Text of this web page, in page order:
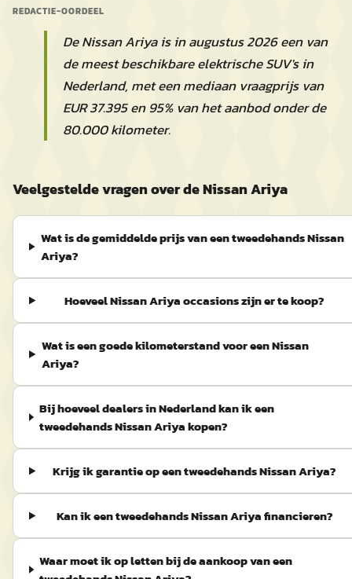
REDACTIE-OORDEEL
De Nissan Ariya is in augustus 2026 een van
de meest beschikbare elektrische SUV's in
Nederland, met een mediaan vraagprijs van
EUR 37.395 en 95% van het aanbod onder de
80.000 kilometer.
Veelgestelde vragen over de Nissan Ariya
Wat is de gemiddelde prijs van een tweedehands Nissan
Ariya?
Hoeveel Nissan Ariya occasions zijn er te koop?
Wat is een goede kilometerstand voor een Nissan
Ariya?
Bij hoeveel dealers in Nederland kan ik een
tweedehands Nissan Ariya kopen?
Krijg ik garantie op een tweedehands Nissan Ariya?
Kan ik een tweedehands Nissan Ariya financieren?
Waar moet ik op letten bij de aankoop van een